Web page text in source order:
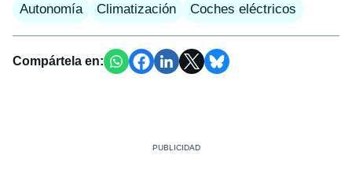
Autonomía Climatización Coches eléctricos
Compártela en: